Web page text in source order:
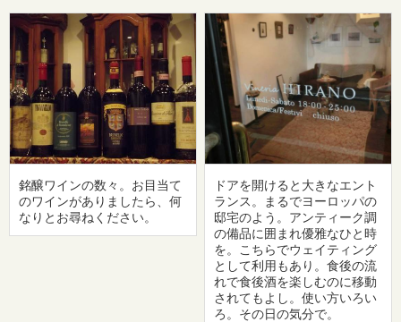
銘醸ワインの数々。お目当て
のワインがありましたら、何
なりとお尋ねください。
ドアを開けると大きなエント
ランス。まるでヨーロッパの
邸宅のよう。アンティーク調
の備品に囲まれ優雅なひと時
を。こちらでウェイティング
として利用もあり。食後の流
れで食後酒を楽しむのに移動
されてもよし。使い方いろい
ろ。その日の気分で。